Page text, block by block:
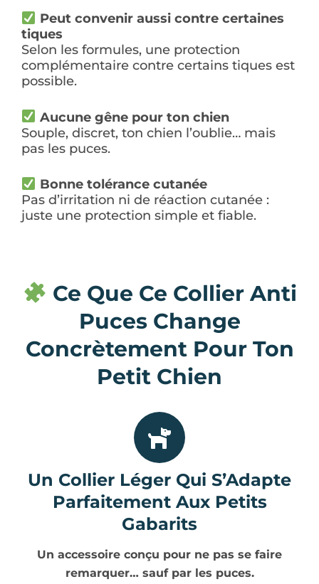
Peut convenir aussi contre certaines
tiques
Selon les formules, une protection
complémentaire contre certains tiques est
possible.
Aucune gêne pour ton chien
Souple, discret, ton chien l’oublie… mais
pas les puces.
Bonne tolérance cutanée
Pas d’irritation ni de réaction cutanée :
juste une protection simple et fiable.
Ce Que Ce Collier Anti
Puces Change
Concrètement Pour Ton
Petit Chien
Un Collier Léger Qui S’Adapte
Parfaitement Aux Petits
Gabarits
Un accessoire conçu pour ne pas se faire
remarquer… sauf par les puces.